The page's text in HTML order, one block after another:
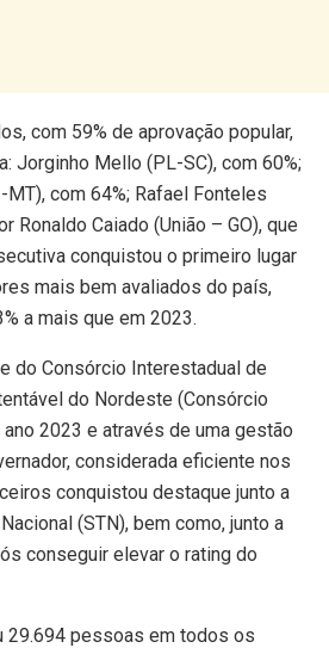
com 59% de aprovação popular,
Jorginho Mello (PL-SC), com 60%;
com 64%; Rafael Fonteles
Ronaldo Caiado (União – GO), que
conquistou o primeiro lugar
mais bem avaliados do país,
a mais que em 2023.
do Consórcio Interestadual de
do Nordeste (Consórcio
2023 e através de uma gestão
considerada eficiente nos
conquistou destaque junto a
(STN), bem como, junto a
conseguir elevar o rating do
29.694 pessoas em todos os